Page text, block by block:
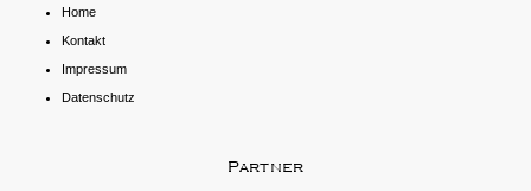
Home
Kontakt
Impressum
Datenschutz
Partner